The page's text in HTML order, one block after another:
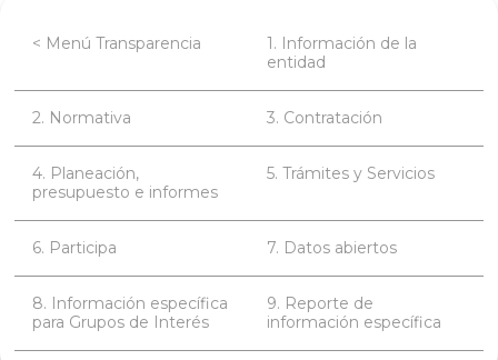
< Menú Transparencia
1. Información de la
entidad
2. Normativa 3. Contratación
4. Planeación,
presupuesto e informes
5. Trámites y Servicios
6. Participa 7. Datos abiertos
8. Información específica
para Grupos de Interés
9. Reporte de
información específica